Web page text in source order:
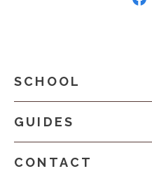
SCHOOL
GUIDES
CONTACT